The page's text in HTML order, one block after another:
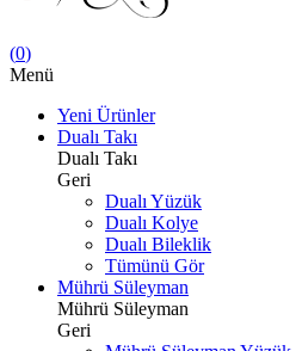
(0)
Menü
Yeni Ürünler
Dualı Takı
Dualı Takı
Geri
Dualı Yüzük
Dualı Kolye
Dualı Bileklik
Tümünü Gör
Mührü Süleyman
Mührü Süleyman
Geri